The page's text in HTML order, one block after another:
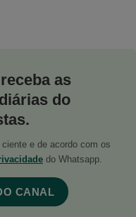
as
do
e de acordo com os
do Whatsapp.
CANAL